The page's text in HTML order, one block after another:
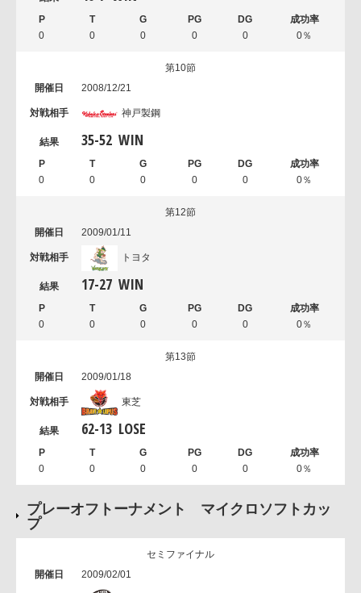
0 0 0 0 0 0％
第10節
2008/12/21
神戸製鋼
35-52 WIN
0 0 0 0 0 0％
第12節
2009/01/11
トヨタ
17-27 WIN
0 0 0 0 0 0％
第13節
2009/01/18
東芝
62-13 LOSE
0 0 0 0 0 0％
プレーオフトーナメント マイクロソフトカッ
プ
セミファイナル
2009/02/01